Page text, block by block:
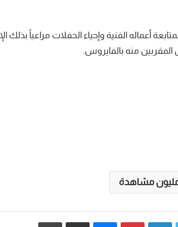
أعماله الفنية وإحياء الحفلات مراعياً بذلك
منه بالفايروس.
مشاهدة
لينكدإن بينتيريستماسنجر مشاركة عبر البريد طباعة